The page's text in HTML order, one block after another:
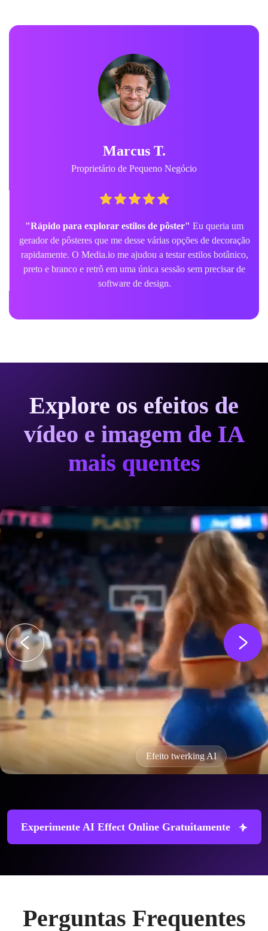
Marcus T.
Proprietário de Pequeno Negócio
"Rápido para explorar estilos de pôster" Eu queria um
gerador de pôsteres que me desse várias opções de decoração
rapidamente. O Media.io me ajudou a testar estilos botânico,
preto e branco e retrô em uma única sessão sem precisar de
software de design.
Explore os efeitos de
vídeo e imagem de IA
mais quentes
Efeito twerking AI
Experimente AI Effect Online Gratuitamente
Perguntas Frequentes